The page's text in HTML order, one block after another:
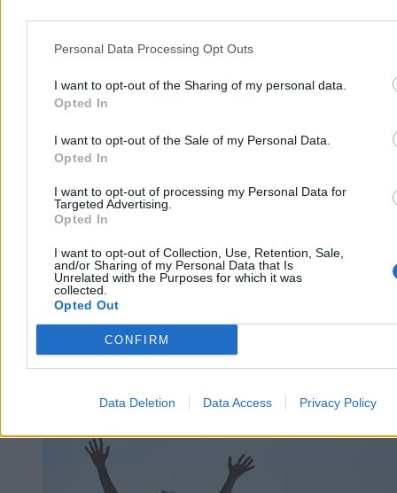
Personal Data Processing Opt Outs
I want to opt-out of the Sharing of my personal data.
Opted In
I want to opt-out of the Sale of my Personal Data.
Opted In
I want to opt-out of processing my Personal Data for
Targeted Advertising.
Opted In
I want to opt-out of Collection, Use, Retention, Sale,
and/or Sharing of my Personal Data that Is
Unrelated with the Purposes for which it was
collected.
Opted Out
CONFIRM
Data Deletion Data Access Privacy Policy
Kryzys migracyjny w Ceucie. Wśród migrantów
dużo dziewczynek i dzieci
Hiszpański rząd przyznaje, że wśród dzieci migrantów, którzy
więcej osób poniżej 13. roku życia. Ministra Sira Rego zapewnia, że
Hiszpania nie stawia oporu wobec ich powrotu do Maroka, o ile
respektowane jest prawo dzieci.
Tomasz Pałasz
Dzisiaj 20:57